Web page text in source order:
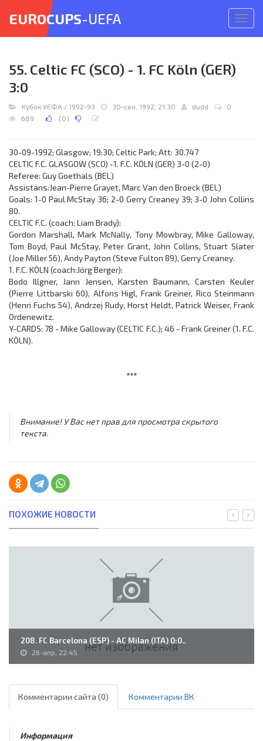
меню
EUROCUPS-UEFA
55. Celtic FC (SCO) - 1. FC Köln (GER)
3:0
Кубок УЕФА / 1992-93 30-сен, 1992, 21:30 dudd
0
689
(0)
30-09-1992; Glasgow; 19:30; Celtic Park; Att: 30.747
CELTIC F.C. GLASGOW (SCO) -1. F.C. KÖLN (GER) 3-0 (2-0)
Referee: Guy Goethals (BEL)
Assistans:Jean-Pierre Grayet, Marc Van den Broeck (BEL)
Goals: 1-0 Paul McStay 36; 2-0 Gerry Creaney 39; 3-0 John Collins
80.
CELTIC F.C. (coach: Liam Brady):
Gordon Marshall, Mark McNally, Tony Mowbray, Mike Galloway,
Tom Boyd, Paul McStay, Peter Grant, John Collins, Stuart Slater
(Joe Miller 56), Andy Payton (Steve Fulton 89), Gerry Creaney.
1. F.C. KÖLN (coach:Jörg Berger):
Bodo Illgner, Jann Jensen, Karsten Baumann, Carsten Keuler
(Pierre Littbarski 60), Alfons Higl, Frank Greiner, Rico Steinmann
(Henri Fuchs 54), Andrzej Rudy, Horst Heldt, Patrick Weiser, Frank
Ordenewitz.
Y-CARDS: 78 - Mike Galloway (CELTIC F.C.); 46 - Frank Greiner (1. F.C.
KÖLN).
***
Внимание! У Вас нет прав для просмотра скрытого
текста.
ПОХОЖИЕ НОВОСТИ
208. FC Barcelona (ESP) - AC Milan (ITA) 0:0..
26-апр, 22:45
Комментарии сайта (0) Комментарии ВК
Информация